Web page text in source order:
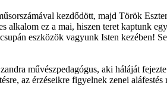
kezdődött, majd Török
alkalom ez a mai, hiszen teret kaptunk
eszközök vagyunk Isten kezében!
művészpedagógus, aki háláját
az érzéseikre figyelnek zenei